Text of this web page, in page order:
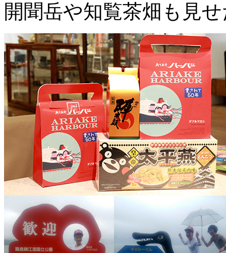
開聞岳や知覧茶畑も見